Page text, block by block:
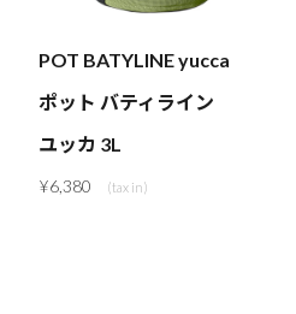
POT BATYLINE yucca
ポット バティライン
ユッカ 3L
¥6,380